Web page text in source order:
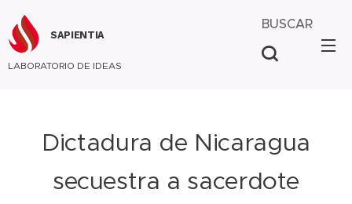
SAPIENTIA
LABORATORIO DE IDEAS
BUSCAR
Dictadura de Nicaragua
secuestra a sacerdote